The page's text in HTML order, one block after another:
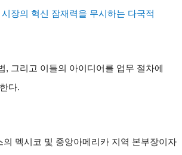
시장의 혁신 잠재력을 무시하는 다국적
, 그리고 이들의 아이디어를 업무 절차에
다.
의 멕시코 및 중앙아메리카 지역 본부장이자